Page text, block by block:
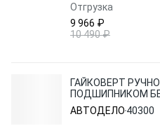
Отгрузка
9 966 ₽
10 490 ₽
ГАЙКОВЕРТ
ПОДШИПНИКОМ
АВТОДЕЛО 40300
АВТОДЕЛО 40300